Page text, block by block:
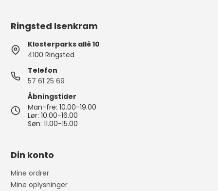
Ringsted Isenkram
Klosterparks allé 10
4100 Ringsted
Telefon
57 61 25 69
Åbningstider
Man-fre: 10.00-19.00
Lør: 10.00-16.00
Søn: 11.00-15.00
Din konto
Mine ordrer
Mine oplysninger